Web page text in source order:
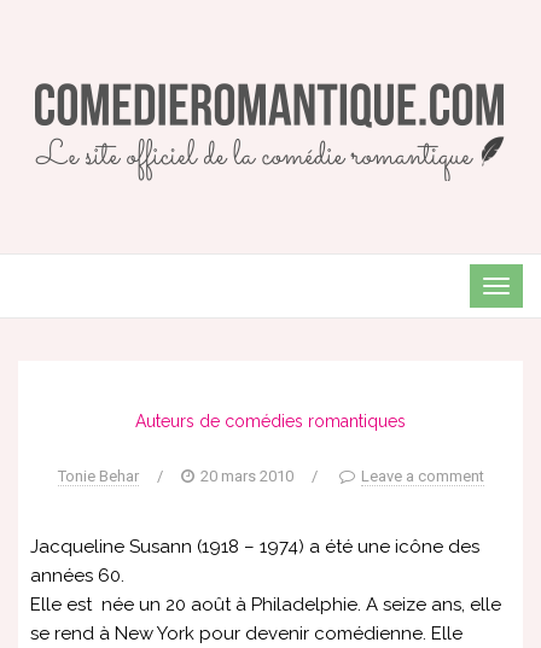
Auteurs de comédies romantiques
Tonie Behar / 20 mars 2010 / Leave a comment
Jacqueline Susann (1918 – 1974) a été une icône des
années 60.
Elle est née un 20 août à Philadelphie. A seize ans, elle
se rend à New York pour devenir comédienne. Elle